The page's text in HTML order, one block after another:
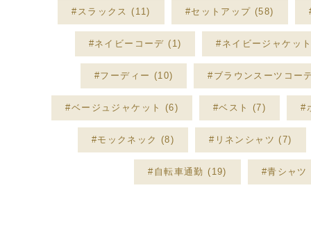
#スラックス (11) #セットアップ (58)
#ネイビーコーデ (1) #ネイビージャケッ
#フーディー (10) #ブラウンスーツコー
#ベージュジャケット (6) #ベスト (7) #
#モックネック (8) #リネンシャツ (7)
#自転車通勤 (19) #青シャツ